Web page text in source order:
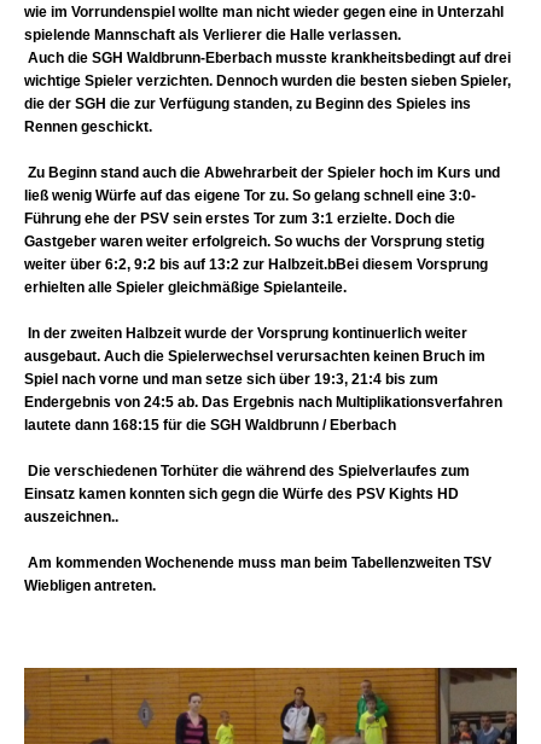
wie im Vorrundenspiel wollte man nicht wieder gegen eine in Unterzahl
spielende Mannschaft als Verlierer die Halle verlassen.
Auch die SGH Waldbrunn-Eberbach musste krankheitsbedingt auf drei
wichtige Spieler verzichten. Dennoch wurden die besten sieben Spieler,
die der SGH die zur Verfügung standen, zu Beginn des Spieles ins
Rennen geschickt.
Zu Beginn stand auch die Abwehrarbeit der Spieler hoch im Kurs und
ließ wenig Würfe auf das eigene Tor zu. So gelang schnell eine 3:0-
Führung ehe der PSV sein erstes Tor zum 3:1 erzielte. Doch die
Gastgeber waren weiter erfolgreich. So wuchs der Vorsprung stetig
weiter über 6:2, 9:2 bis auf 13:2 zur Halbzeit.bBei diesem Vorsprung
erhielten alle Spieler gleichmäßige Spielanteile.
In der zweiten Halbzeit wurde der Vorsprung kontinuerlich weiter
ausgebaut. Auch die Spielerwechsel verursachten keinen Bruch im
Spiel nach vorne und man setze sich über 19:3, 21:4 bis zum
Endergebnis von 24:5 ab. Das Ergebnis nach Multiplikationsverfahren
lautete dann 168:15 für die SGH Waldbrunn / Eberbach
Die verschiedenen Torhüter die während des Spielverlaufes zum
Einsatz kamen konnten sich gegn die Würfe des PSV Kights HD
auszeichnen..
Am kommenden Wochenende muss man beim Tabellenzweiten TSV
Wiebligen antreten.